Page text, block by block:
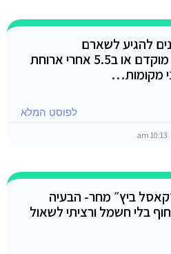
להגיע לשארם
ב6.4(לצאת כמה שיותר מוקדם או ב5.5 אחרי ארוחת
מקומות…
לפוסט המלא
ביץ״ מחר- הבעיה
בלי חשמל ורציתי לשאול